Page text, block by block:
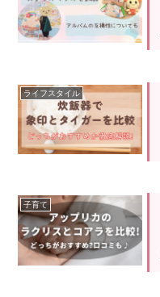
ライフスタイル
子育て